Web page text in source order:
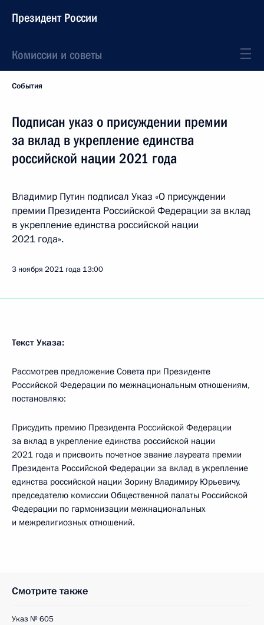
Президент России
Комиссии и советы
События
Подписан указ о присуждении премии
за вклад в укрепление единства
российской нации 2021 года
Владимир Путин подписал Указ «О присуждении
премии Президента Российской Федерации за вклад
в укрепление единства российской нации
2021 года».
3 ноября 2021 года 13:00
Текст Указа:
Рассмотрев предложение Совета при Президенте
Российской Федерации по межнациональным отношениям,
постановляю:
Присудить премию Президента Российской Федерации
за вклад в укрепление единства российской нации
2021 года и присвоить почетное звание лауреата премии
Президента Российской Федерации за вклад в укрепление
единства российской нации Зорину Владимиру Юрьевичу,
председателю комиссии Общественной палаты Российской
Федерации по гармонизации межнациональных
и межрелигиозных отношений.
Смотрите также
Указ № 605